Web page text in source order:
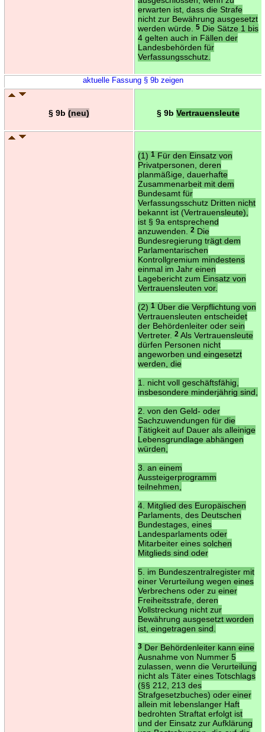
erwarten ist, dass die Strafe
nicht zur Bewährung ausgesetzt
werden würde.
5Die Sätze 1 bis
4 gelten auch in Fällen der
Landesbehörden für
Verfassungsschutz.
aktuelle Fassung § 9b zeigen
§ 9b (neu) § 9b Vertrauensleute
(1) 1Für den Einsatz von
Privatpersonen, deren
planmäßige, dauerhafte
Zusammenarbeit mit dem
Bundesamt für
Verfassungsschutz Dritten nicht
bekannt ist (Vertrauensleute),
ist § 9a entsprechend
anzuwenden.
2Die
Bundesregierung trägt dem
Parlamentarischen
Kontrollgremium mindestens
einmal im Jahr einen
Lagebericht zum Einsatz von
Vertrauensleuten vor.
(2) 1Über die Verpflichtung von
Vertrauensleuten entscheidet
der Behördenleiter oder sein
Vertreter. 2Als Vertrauensleute
dürfen Personen nicht
angeworben und eingesetzt
werden, die
1. nicht voll geschäftsfähig,
insbesondere minderjährig sind,
2. von den Geld- oder
Sachzuwendungen für die
Tätigkeit auf Dauer als alleinige
Lebensgrundlage abhängen
würden,
3. an einem
Aussteigerprogramm
teilnehmen,
4. Mitglied des Europäischen
Parlaments, des Deutschen
Bundestages, eines
Landesparlaments oder
Mitarbeiter eines solchen
Mitglieds sind oder
5. im Bundeszentralregister mit
einer Verurteilung wegen eines
Verbrechens oder zu einer
Freiheitsstrafe, deren
Vollstreckung nicht zur
Bewährung ausgesetzt worden
ist, eingetragen sind.
3Der Behördenleiter kann eine
Ausnahme von Nummer 5
zulassen, wenn die Verurteilung
nicht als Täter eines Totschlags
(§§ 212, 213 des
Strafgesetzbuches) oder einer
allein mit lebenslanger Haft
bedrohten Straftat erfolgt ist
und der Einsatz zur Aufklärung